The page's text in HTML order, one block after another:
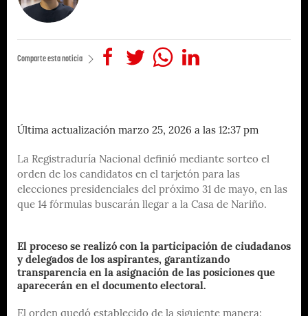
Comparte esta noticia
Última actualización marzo 25, 2026 a las 12:37 pm
La Registraduría Nacional definió mediante sorteo el
orden de los candidatos en el tarjetón para las
elecciones presidenciales del próximo 31 de mayo, en las
que 14 fórmulas buscarán llegar a la Casa de Nariño.
El proceso se realizó con la participación de ciudadanos
y delegados de los aspirantes, garantizando
transparencia en la asignación de las posiciones que
aparecerán en el documento electoral.